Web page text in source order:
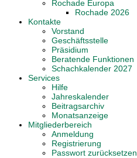
Rochade Europa
Rochade 2026
Kontakte
Vorstand
Geschäftsstelle
Präsidium
Beratende Funktionen
Schachkalender 2027
Services
Hilfe
Jahreskalender
Beitragsarchiv
Monatsanzeige
Mitgliederbereich
Anmeldung
Registrierung
Passwort zurücksetzen